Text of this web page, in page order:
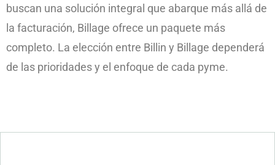
buscan una solución integral que abarque más allá de
la facturación, Billage ofrece un paquete más
completo. La elección entre Billin y Billage dependerá
de las prioridades y el enfoque de cada pyme.